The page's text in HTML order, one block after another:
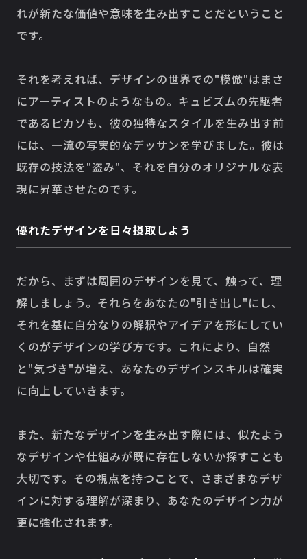
れが新たな価値や意味を生み出すことだということ
です。
それを考えれば、デザインの世界での"模倣"はまさ
にアーティストのようなもの。キュビズムの先駆者
であるピカソも、彼の独特なスタイルを生み出す前
には、一流の写実的なデッサンを学びました。彼は
既存の技法を"盗み"、それを自分のオリジナルな表
現に昇華させたのです。
優れたデザインを日々摂取しよう
だから、まずは周囲のデザインを見て、触って、理
解しましょう。それらをあなたの"引き出し"にし、
それを基に自分なりの解釈やアイデアを形にしてい
くのがデザインの学び方です。これにより、自然
と"気づき"が増え、あなたのデザインスキルは確実
に向上していきます。
また、新たなデザインを生み出す際には、似たよう
なデザインや仕組みが既に存在しないか探すことも
大切です。その視点を持つことで、さまざまなデザ
インに対する理解が深まり、あなたのデザイン力が
更に強化されます。